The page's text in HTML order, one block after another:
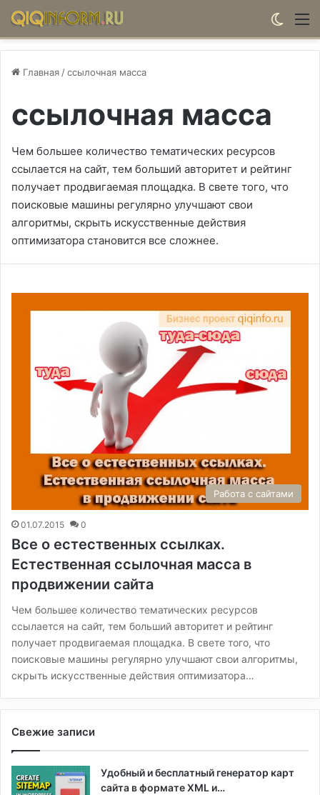
Главная /ссылочная масса
ссылочная масса
Чем большее количество тематических ресурсов
ссылается на сайт, тем больший авторитет и рейтинг
получает продвигаемая площадка. В свете того, что
поисковые машины регулярно улучшают свои
алгоритмы, скрыть искусственные действия
оптимизатора становится все сложнее.
Работа с сайтами
01.07.2015 0
Все о естественных ссылках.
Естественная ссылочная масса в
продвижении сайта
Чем большее количество тематических ресурсов
ссылается на сайт, тем больший авторитет и рейтинг
получает продвигаемая площадка. В свете того, что
поисковые машины регулярно улучшают свои алгоритмы,
скрыть искусственные действия оптимизатора…
Свежие записи
Удобный и бесплатный генератор карт
сайта в формате XML и…